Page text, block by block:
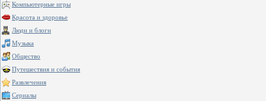
Компьютерные игры
Красота и здоровье
Люди и блоги
Музыка
Общество
Путешествия и события
Развлечения
Сериалы